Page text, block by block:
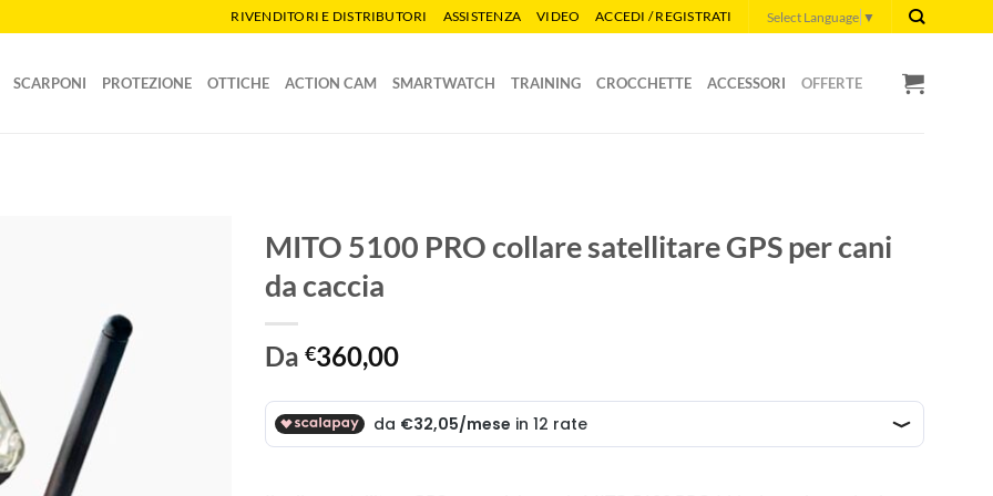
RIVENDITORI E DISTRIBUTORI ASSISTENZA VIDEO ACCEDI / REGISTRATI Select Language ▼
SCARPONI PROTEZIONE OTTICHE ACTION CAM SMARTWATCH TRAINING CROCCHETTE ACCESSORI OFFERTE
MITO 5100 PRO collare satellitare GPS per cani
da caccia
Da €360,00